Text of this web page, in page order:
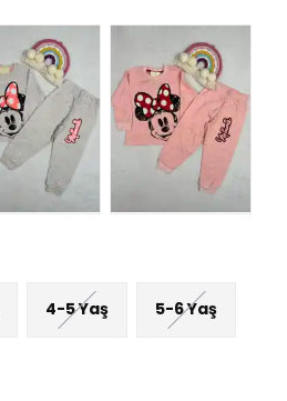
4-5 Yaş 5-6 Yaş